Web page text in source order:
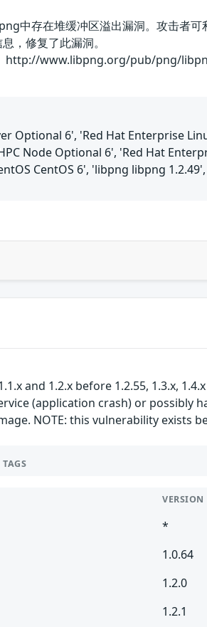
中存在堆缓冲区溢出漏洞。攻击者
，修复了此漏洞。
： http://www.libpng.org/pub/png/
Optional 6', 'Red Hat Enterprise
Node Optional 6', 'Red Hat
CentOS 6', 'libpng libpng
and 1.2.x before 1.2.55, 1.3.x,
(application crash) or possibly
NOTE: this vulnerability exists
TAGS
VERSION
*
1.0.64
1.2.0
1.2.1